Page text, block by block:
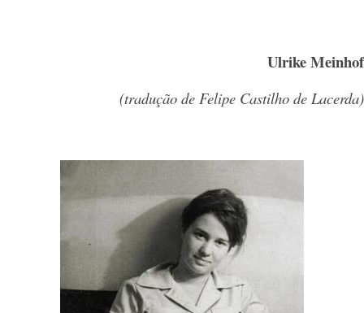
Ulrike Meinhof
(tradução de Felipe Castilho de Lacerda)